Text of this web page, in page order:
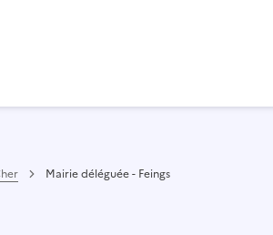
Mairie déléguée - Feings